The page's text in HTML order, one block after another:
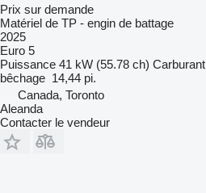
Prix sur demande
Matériel de TP - engin de battage
2025
Euro 5
Puissance 41 kW (55.78 ch) Carburant
bêchage 14,44 pi.
Canada, Toronto
Aleanda
Contacter le vendeur